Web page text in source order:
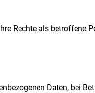
Rechte als betroffene
Daten, bei